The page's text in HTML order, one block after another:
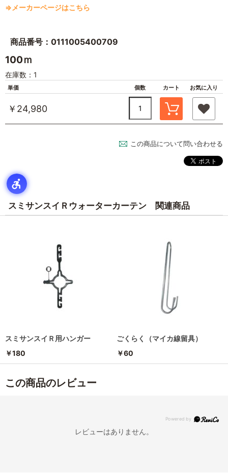
⇒メーカーページはこちら
商品番号：0111005400709
100ｍ
在庫数：1
単価 個数 カート お気に入り
￥24,980
この商品について問い合わせる
スミサンスイＲウォーターカーテン 関連商品
スミサンスイＲ用ハンガー
￥180
ごくらく（マイカ線留具）
￥60
この商品のレビュー
レビューはありません。